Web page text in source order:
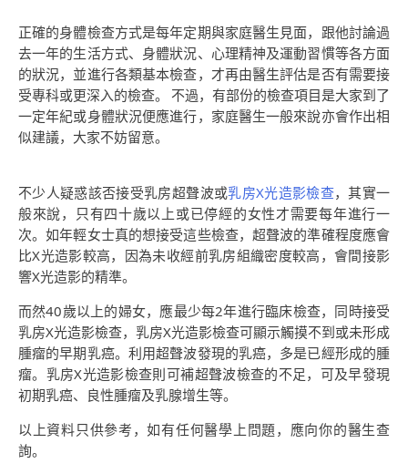
正確的身體檢查方式是每年定期與家庭醫生見面，跟他討論過
去一年的生活方式、身體狀況、心理精神及運動習慣等各方面
的狀況，並進行各類基本檢查，才再由醫生評估是否有需要接
受專科或更深入的檢查。 不過，有部份的檢查項目是大家到了
一定年紀或身體狀況便應進行，家庭醫生一般來說亦會作出相
似建議，大家不妨留意。
不少人疑惑該否接受乳房超聲波或乳房X光造影檢查，其實一
般來說，只有四十歲以上或已停經的女性才需要每年進行一
次。如年輕女士真的想接受這些檢查，超聲波的準確程度應會
比X光造影較高，因為未收經前乳房組織密度較高，會間接影
響X光造影的精準。
而然40歲以上的婦女，應最少每2年進行臨床檢查，同時接受
乳房X光造影檢查，乳房X光造影檢查可顯示觸摸不到或未形成
腫瘤的早期乳癌。利用超聲波發現的乳癌，多是已經形成的腫
瘤。乳房X光造影檢查則可補超聲波檢查的不足，可及早發現
初期乳癌、良性腫瘤及乳腺增生等。
以上資料只供參考，如有任何醫學上問題，應向你的醫生查
詢。